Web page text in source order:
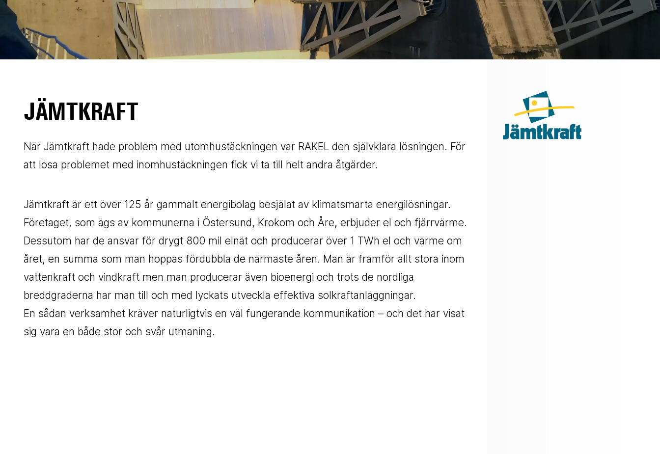
JÄMTKRAFT
När Jämtkraft hade problem med utomhustäckningen var RAKEL den självklara lösningen. För
att lösa problemet med inomhustäckningen fick vi ta till helt andra åtgärder.
Jämtkraft är ett över 125 år gammalt energibolag besjälat av klimatsmarta energilösningar.
Företaget, som ägs av kommunerna i Östersund, Krokom och Åre, erbjuder el och fjärrvärme.
Dessutom har de ansvar för drygt 800 mil elnät och producerar över 1 TWh el och värme om
året, en summa som man hoppas fördubbla de närmaste åren. Man är framför allt stora inom
vattenkraft och vindkraft men man producerar även bioenergi och trots de nordliga
breddgraderna har man till och med lyckats utveckla effektiva solkraftanläggningar.
En sådan verksamhet kräver naturligtvis en väl fungerande kommunikation – och det har visat
sig vara en både stor och svår utmaning.